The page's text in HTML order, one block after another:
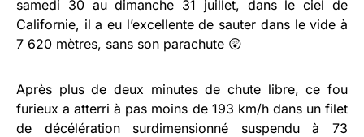
samedi 30 au dimanche 31 juillet, dans le ciel de
Californie, il a eu l’excellente de sauter dans le vide à
7 620 mètres, sans son parachute 😲
Après plus de deux minutes de chute libre, ce fou
furieux a atterri à pas moins de 193 km/h dans un filet
de décélération surdimensionné suspendu à 73